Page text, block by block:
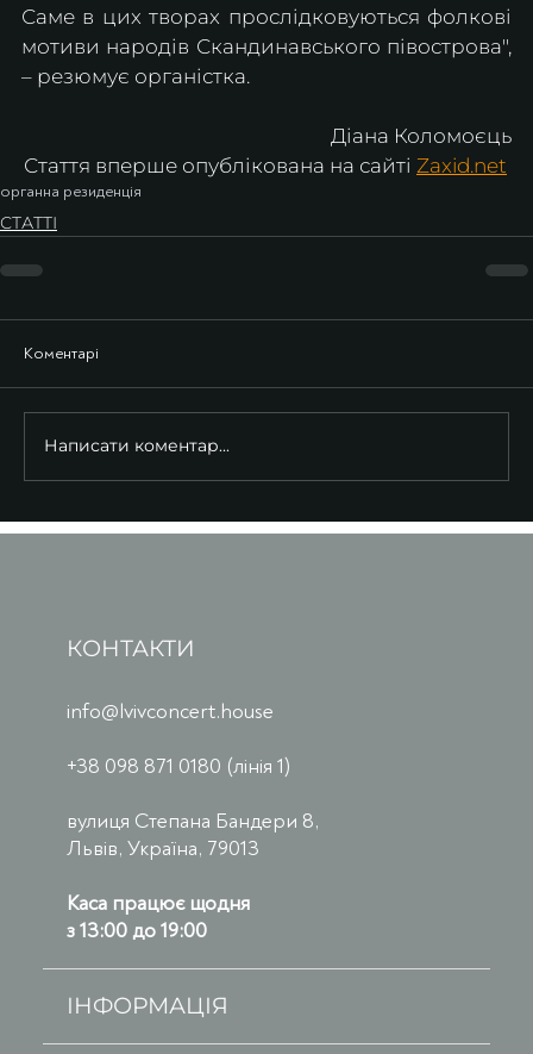
Саме в цих творах прослідковуються фолкові
мотиви народів Скандинавського півострова",
– резюмує органістка.
Діана Коломоєць
Стаття вперше опублікована на сайті Zaxid.net
органна резиденція
СТАТТІ
Коментарі
Написати коментар...
КОНТАКТИ
info@lvivconcert.house
+38 098 871 0180 (лінія 1)
вулиця Степана Бандери 8,
Львів, Україна, 79013
Каса працює щодня
з 13:00 до 19:00
ІНФОРМАЦІЯ